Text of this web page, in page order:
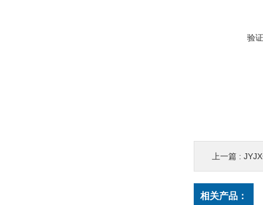
验
上一篇 :
相关产品：